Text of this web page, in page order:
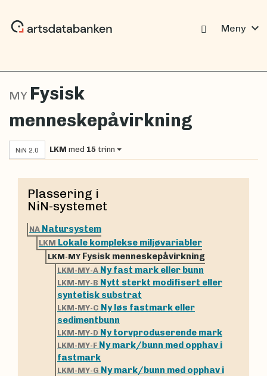
Meny expand_more
MY Fysisk
menneskepåvirkning
NiN 2.0 LKM med 15 trinn
Plassering i
NiN-systemet
NA Natursystem
LKM Lokale komplekse miljøvariabler
LKM-MY Fysisk menneskepåvirkning
LKM-MY-A Ny fast mark eller bunn
LKM-MY-B Nytt sterkt modifisert eller
syntetisk substrat
LKM-MY-C Ny løs fastmark eller
sedimentbunn
LKM-MY-D Ny torvproduserende mark
LKM-MY-F Ny mark/bunn med opphav i
fastmark
LKM-MY-G Ny mark/bunn med opphav i